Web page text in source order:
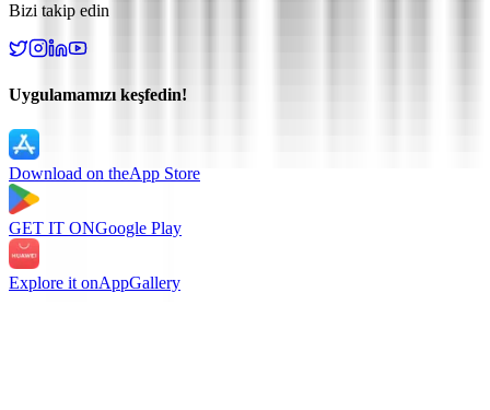
Bizi takip edin
Uygulamamızı keşfedin!
Download on theApp Store
GET IT ONGoogle Play
Explore it onAppGallery